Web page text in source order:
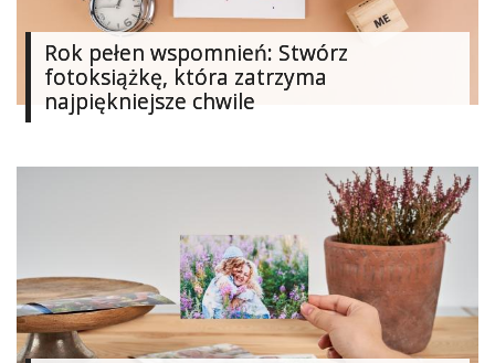
Wnętrza
Fitness
Ślub
Zakupy
Kultura
Rok pełen wspomnień: Stwórz
fotoksiążkę, która zatrzyma
najpiękniejsze chwile